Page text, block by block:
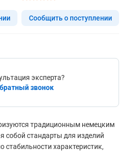
Сообщить о поступлении
эксперта?
звонок
традиционным немецким
собой стандарты для изделий
стабильности характеристик,